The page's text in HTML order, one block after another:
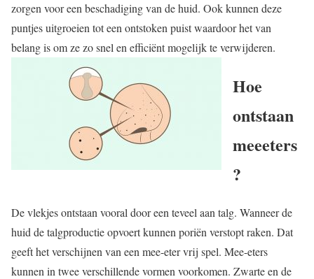
zorgen voor een beschadiging van de huid. Ook kunnen deze
puntjes uitgroeien tot een ontstoken puist waardoor het van
belang is om ze zo snel en efficiënt mogelijk te verwijderen.
Hoe
ontstaan
meeeters
?
De vlekjes ontstaan vooral door een teveel aan talg. Wanneer de
huid de talgproductie opvoert kunnen poriën verstopt raken. Dat
geeft het verschijnen van een mee-eter vrij spel. Mee-eters
kunnen in twee verschillende vormen voorkomen. Zwarte en de